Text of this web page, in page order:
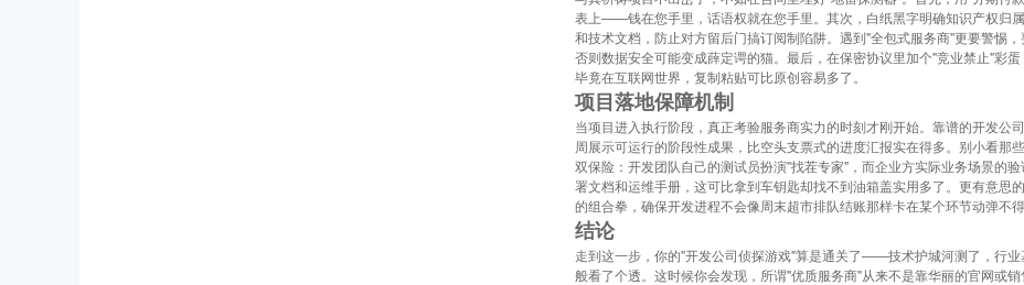
表上——钱在您手里，话语权就在您手里。其次，白纸黑字明确知识产权归
和技术文档，防止对方留后门搞订阅制陷阱。遇到"全包式服务商"更要警惕
否则数据安全可能变成薛定谔的猫。最后，在保密协议里加个"竞业禁止"
毕竟在互联网世界，复制粘贴可比原创容易多了。
项目落地保障机制
当项目进入执行阶段，真正考验服务商实力的时刻才刚开始。靠谱的开发
周展示可运行的阶段性成果，比空头支票式的进度汇报实在得多。别小看那
双保险：开发团队自己的测试员扮演"找茬专家"，而企业方实际业务场景的
署文档和运维手册，这可比拿到车钥匙却找不到油箱盖实用多了。更有意思
的组合拳，确保开发进程不会像周末超市排队结账那样卡在某个环节动弹不得
结论
走到这一步，你的"开发公司侦探游戏"算是通关了——技术护城河测了，行
般看了个透。这时候你会发现，所谓"优质服务商"从来不是靠华丽的官网或